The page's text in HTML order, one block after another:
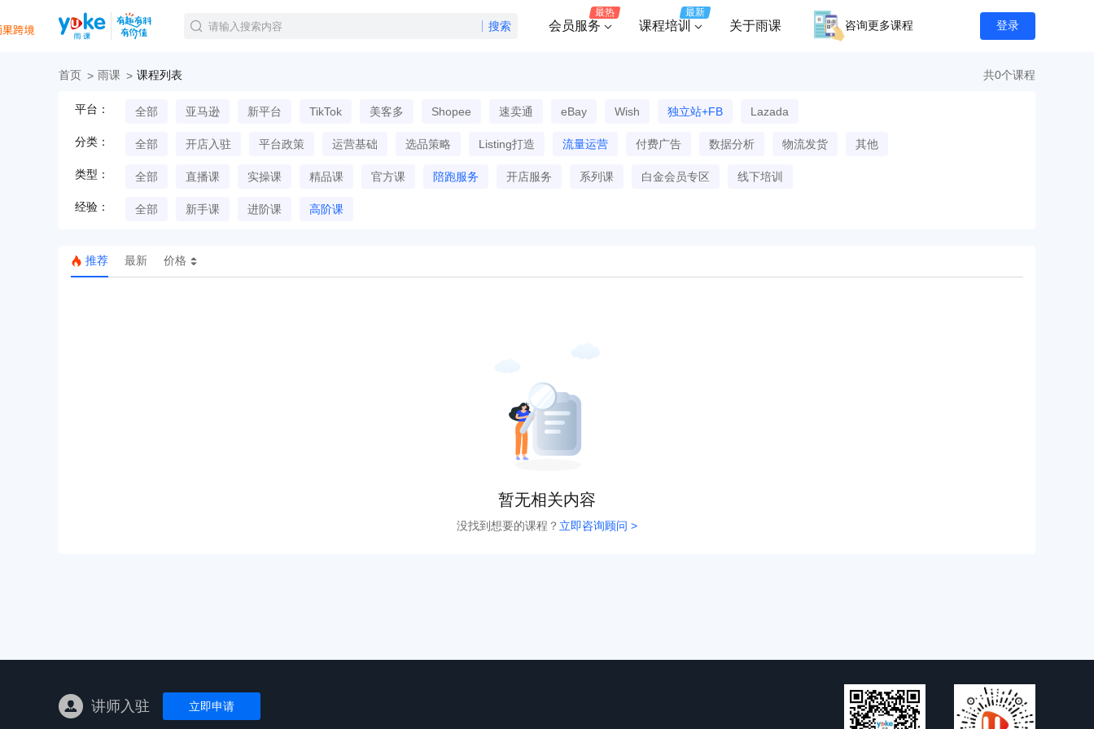
搜索 会员服务
最热
课程培训
最新
关于雨课 咨询更多课程 登录
首页 雨课 课程列表 共0个课程
平台： 全部 亚马逊 新平台 TikTok 美客多 Shopee 速卖通 eBay Wish 独立站+FB Lazada
分类： 全部 开店入驻 平台政策 运营基础 选品策略 Listing打造 流量运营 付费广告 数据分析 物流发货 其他
类型： 全部 直播课 实操课 精品课 官方课 陪跑服务 开店服务 系列课 白金会员专区 线下培训
经验： 全部 新手课 进阶课 高阶课
推荐 最新 价格
暂无相关内容
没找到想要的课程？ 立即咨询顾问 >
讲师入驻 立即申请